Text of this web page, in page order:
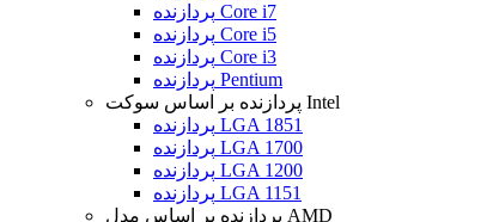
پردازنده Core i7
پردازنده Core i5
پردازنده Core i3
پردازنده Pentium
پردازنده بر اساس سوکت Intel
پردازنده LGA 1851
پردازنده LGA 1700
پردازنده LGA 1200
پردازنده LGA 1151
پردازنده بر اساس مدل AMD